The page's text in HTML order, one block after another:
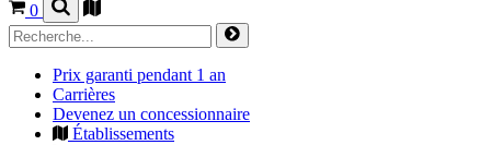
0
Prix garanti pendant 1 an
Carrières
Devenez un concessionnaire
Établissements